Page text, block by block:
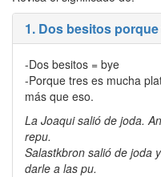
1. Dos besitos
-Dos besitos = bye
-Porque tres es mucha
más que eso.
La Joaqui salió de joda.
repu.
Salastkbron salió de joda
darle a las pu.